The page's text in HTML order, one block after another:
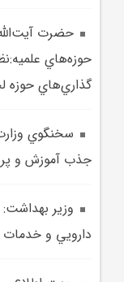
حضرت
حوزه‌هاي
گذاري‌هاي حوزه
جذب آموزش و
وزير
دارويي و خدمات